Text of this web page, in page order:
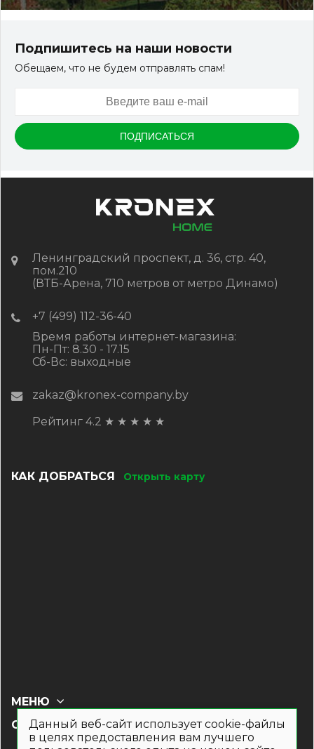
Подпишитесь на наши новости
Обещаем, что не будем отправлять спам!
Ленинградский проспект, д. 36, стр. 40,
пом.210
(ВТБ-Арена, 710 метров от метро Динамо)
+7 (499) 112-36-40
Время работы интернет-магазина:
Пн-Пт: 8.30 - 17.15
Сб-Вс: выходные
zakaz@kronex-company.by
Рейтинг 4.2 ★ ★ ★ ★ ★
КАК ДОБРАТЬСЯ Открыть карту
СОЦ СЕТИ
МЕНЮ
Данный веб-сайт использует cookie-файлы
в целях предоставления вам лучшего